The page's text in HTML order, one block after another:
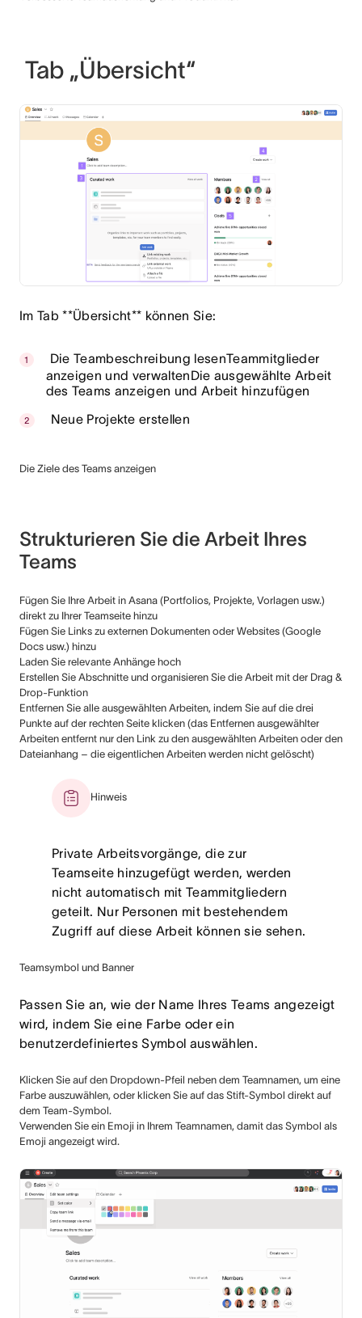
Tab „Übersicht“
Im Tab **Übersicht** können Sie:
Die Teambeschreibung lesenTeammitglieder
anzeigen und verwaltenDie ausgewählte Arbeit
des Teams anzeigen und Arbeit hinzufügen
Neue Projekte erstellen
Die Ziele des Teams anzeigen
Strukturieren Sie die Arbeit Ihres
Teams
Fügen Sie Ihre Arbeit in Asana (Portfolios, Projekte, Vorlagen usw.)
direkt zu Ihrer Teamseite hinzu
Fügen Sie Links zu externen Dokumenten oder Websites (Google
Docs usw.) hinzu
Laden Sie relevante Anhänge hoch
Erstellen Sie Abschnitte und organisieren Sie die Arbeit mit der Drag &
Drop-Funktion
Entfernen Sie alle ausgewählten Arbeiten, indem Sie auf die drei
Punkte auf der rechten Seite klicken (das Entfernen ausgewählter
Arbeiten entfernt nur den Link zu den ausgewählten Arbeiten oder den
Dateianhang – die eigentlichen Arbeiten werden nicht gelöscht)
Hinweis
Private Arbeitsvorgänge, die zur
Teamseite hinzugefügt werden, werden
nicht automatisch mit Teammitgliedern
geteilt. Nur Personen mit bestehendem
Zugriff auf diese Arbeit können sie sehen.
Teamsymbol und Banner
Passen Sie an, wie der Name Ihres Teams angezeigt
wird, indem Sie eine Farbe oder ein
benutzerdefiniertes Symbol auswählen.
Klicken Sie auf den Dropdown-Pfeil neben dem Teamnamen, um eine
Farbe auszuwählen, oder klicken Sie auf das Stift-Symbol direkt auf
dem Team-Symbol.
Verwenden Sie ein Emoji in Ihrem Teamnamen, damit das Symbol als
Emoji angezeigt wird.